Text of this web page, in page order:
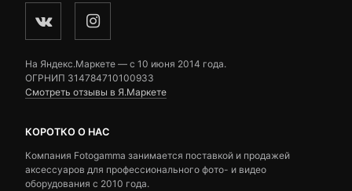
На Яндекс.Маркете — c 10 июня 2014 года.
ОГРНИП 314784710100933
Смотреть отзывы в Я.Маркете
КОРОТКО О НАС
Компания Fotogamma занимается поставкой и продажей
аксессуаров для профессионального фото- и видео
оборудования с 2010 года.